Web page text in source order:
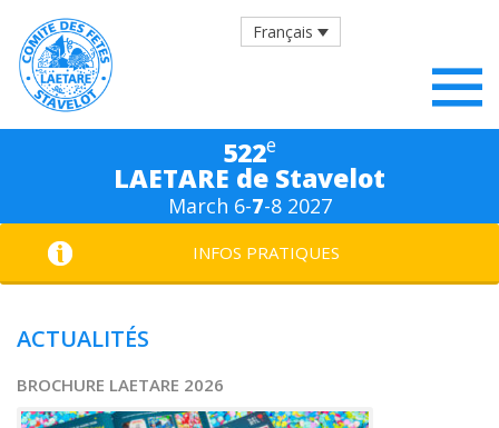
Français
522e
LAETARE de Stavelot
March 6-7-8 2027
INFOS PRATIQUES
ACTUALITÉS
BROCHURE LAETARE 2026